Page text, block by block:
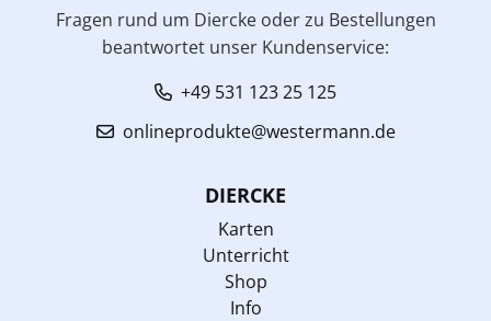
Fragen rund um Diercke oder zu Bestellungen
beantwortet unser Kundenservice:
+49 531 123 25 125
onlineprodukte@westermann.de
DIERCKE
Karten
Unterricht
Shop
Info